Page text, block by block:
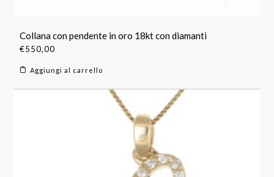
Collana con pendente in oro 18kt con diamanti
€550,00
Aggiungi al carrello